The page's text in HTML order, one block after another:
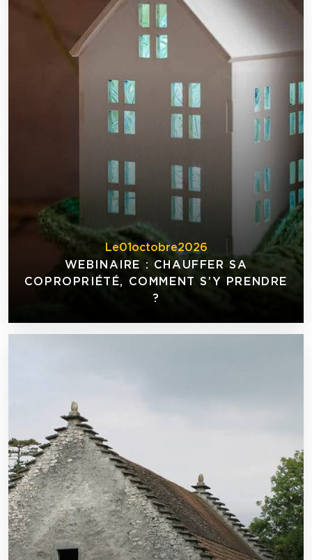
Le01 octobre2026
WEBINAIRE : CHAUFFER SA
COPROPRIÉTÉ, COMMENT S’Y PRENDRE
?